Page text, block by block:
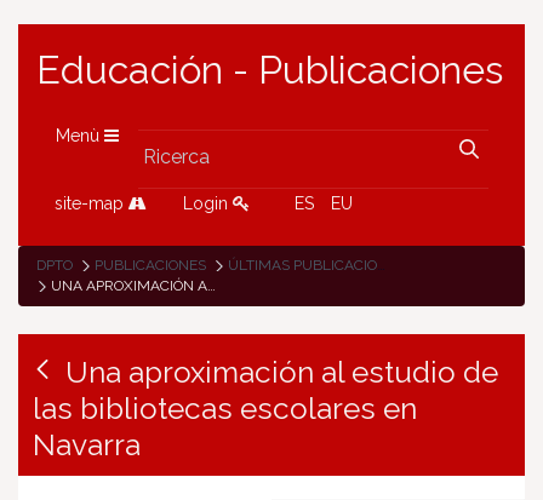
Educación - Publicaciones
Menù
site-map Login ES EU
DPTO PUBLICACIONES
ÚLTIMAS PUBLICACIONES
UNA APROXIMACIÓN AL ESTUDIO DE LAS BIBLIOTECAS ESCOLARES EN NAVARRA
Una aproximación al estudio de
las bibliotecas escolares en
Navarra